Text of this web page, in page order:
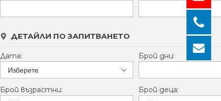
ДЕТАЙЛИ ПО ЗАПИТВАНЕТО
Дата: Брой дни:
Брой възрастни: Брой деца: